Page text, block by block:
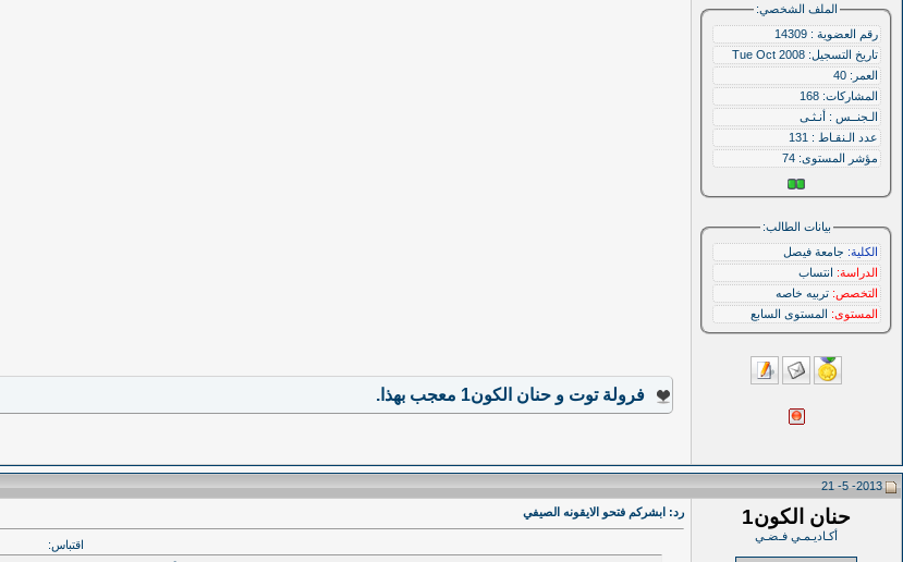
الملف الشخصي:
رقم العضوية : 14309
تاريخ التسجيل: Tue Oct 2008
العمر: 40
المشاركات: 168
الـجنــس : أنـثـى
عدد الـنقـاط : 131
مؤشر المستوى: 74
بيانات الطالب:
الكلية: جامعة فيصل
الدراسة: انتساب
التخصص: تربيه خاصه
المستوى: المستوى السابع
فرولة توت و حنان الكون1 معجب بهذا.
2013- 5- 21
حنان الكون1
أكـاديـمـي فـضـي
رد: ابشركم فتحو الايقونه الصيفي
اقتباس: